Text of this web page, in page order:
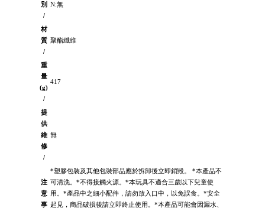
別
/
N:無
材
質
/
聚酯纖維
重
量
(g)
/
417
提
供
維
修
/
無
注
意
事
*塑膠包裝及其他包裝部品應於拆卸後立即銷毀。 *本產品不
可清洗。*不得接觸火源。*本玩具不適合三歲以下兒童使
用。*產品中之細小配件，請勿放入口中，以免誤食。*安全
起見，商品破損後請立即終止使用。*本產品可能會因漏水、